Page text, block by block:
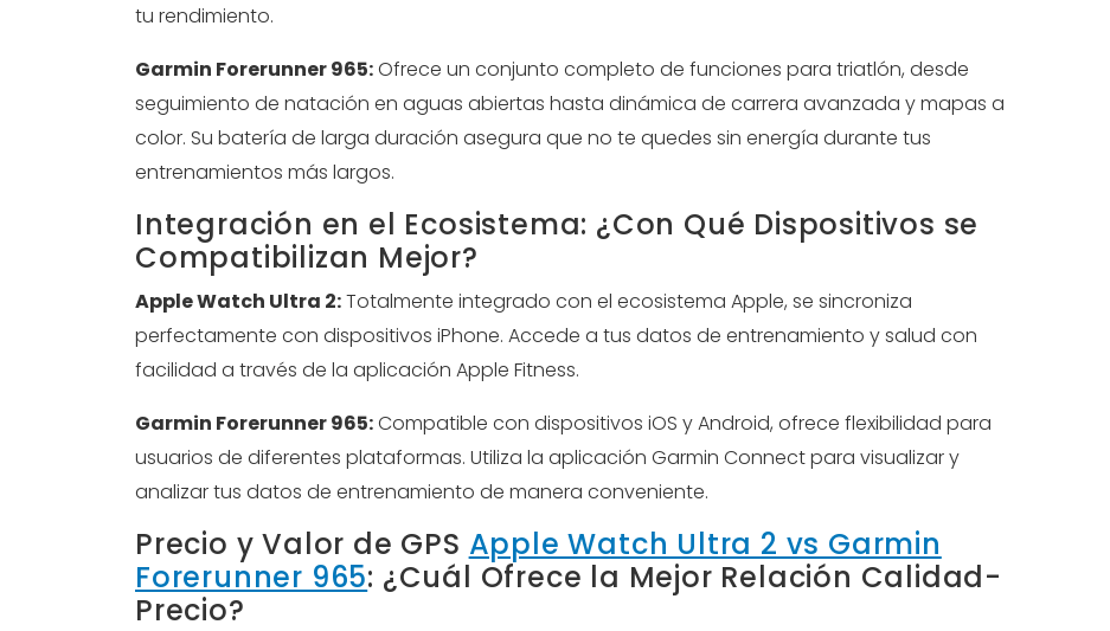
tu rendimiento.
Garmin Forerunner 965:Ofrece un conjunto completo de funciones para triatlón, desde
seguimiento de natación en aguas abiertas hasta dinámica de carrera avanzada y mapas a
color. Su batería de larga duración asegura que no te quedes sin energía durante tus
entrenamientos más largos.
Integración en el Ecosistema: ¿Con Qué Dispositivos se
Compatibilizan Mejor?
Apple Watch Ultra 2:Totalmente integrado con el ecosistema Apple, se sincroniza
perfectamente con dispositivos iPhone. Accede a tus datos de entrenamiento y salud con
facilidad a través de la aplicación Apple Fitness.
Garmin Forerunner 965:Compatible con dispositivos iOS y Android, ofrece flexibilidad para
usuarios de diferentes plataformas. Utiliza la aplicación Garmin Connect para visualizar y
analizar tus datos de entrenamiento de manera conveniente.
Precio y Valor de GPS Apple Watch Ultra 2 vs Garmin
Forerunner 965: ¿Cuál Ofrece la Mejor Relación Calidad-
Precio?